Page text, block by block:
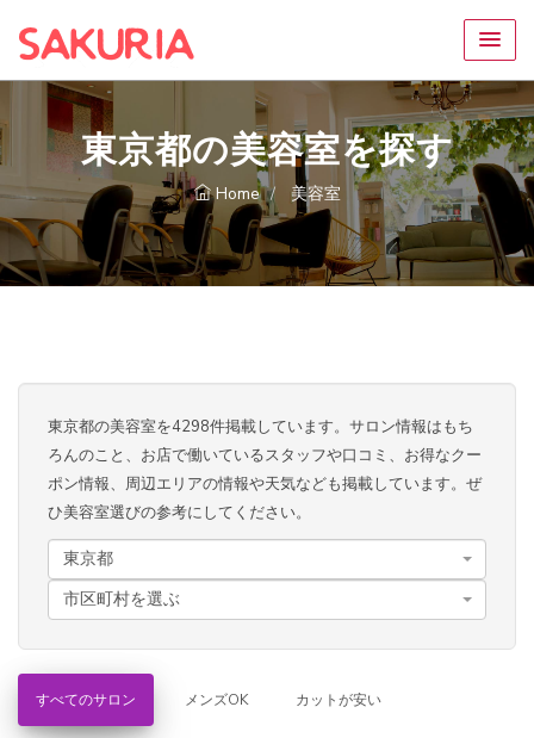
東京都の美容室を探す
Home 美容室
東京都の美容室を4298件掲載しています。サロン情報はもち
ろんのこと、お店で働いているスタッフや口コミ、お得なクー
ポン情報、周辺エリアの情報や天気なども掲載しています。ぜ
ひ美容室選びの参考にしてください。
東京都
市区町村を選ぶ
すべてのサロン メンズOK カットが安い